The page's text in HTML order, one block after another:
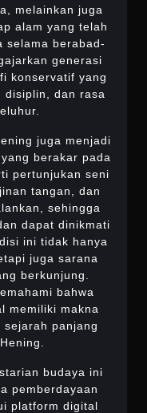
melainkan juga
alam yang telah
selama berabad-
generasi
konservatif yang
disiplin, dan rasa
juga menjadi
berakar pada
pertunjukan seni
tangan, dan
sehingga
dapat dinikmati
ini tidak hanya
juga sarana
berkunjung.
bahwa
memiliki makna
panjang
budaya ini
pemberdayaan
platform digital